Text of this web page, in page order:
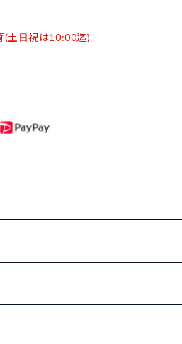
(土日祝は10:00迄)